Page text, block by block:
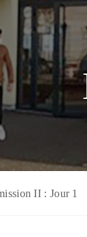
II : Jour 1